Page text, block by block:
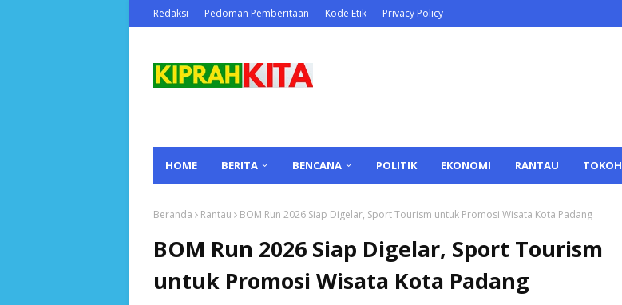
Redaksi Pedoman Pemberitaan Kode Etik Privacy Policy
HOME BERITA BENCANA POLITIK EKONOMI RANTAU TOKOH
Beranda Rantau BOM Run 2026 Siap Digelar, Sport Tourism untuk Promosi Wisata Kota Padang
BOM Run 2026 Siap Digelar, Sport Tourism
untuk Promosi Wisata Kota Padang